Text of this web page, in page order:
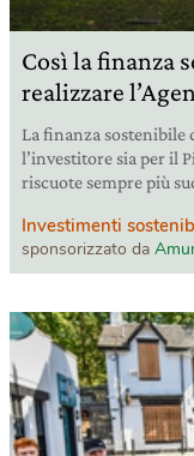
Così la finanza
realizzare
La finanza sostenibile
l’investitore sia per il
riscuote sempre più
Investimenti
sponsorizzato da